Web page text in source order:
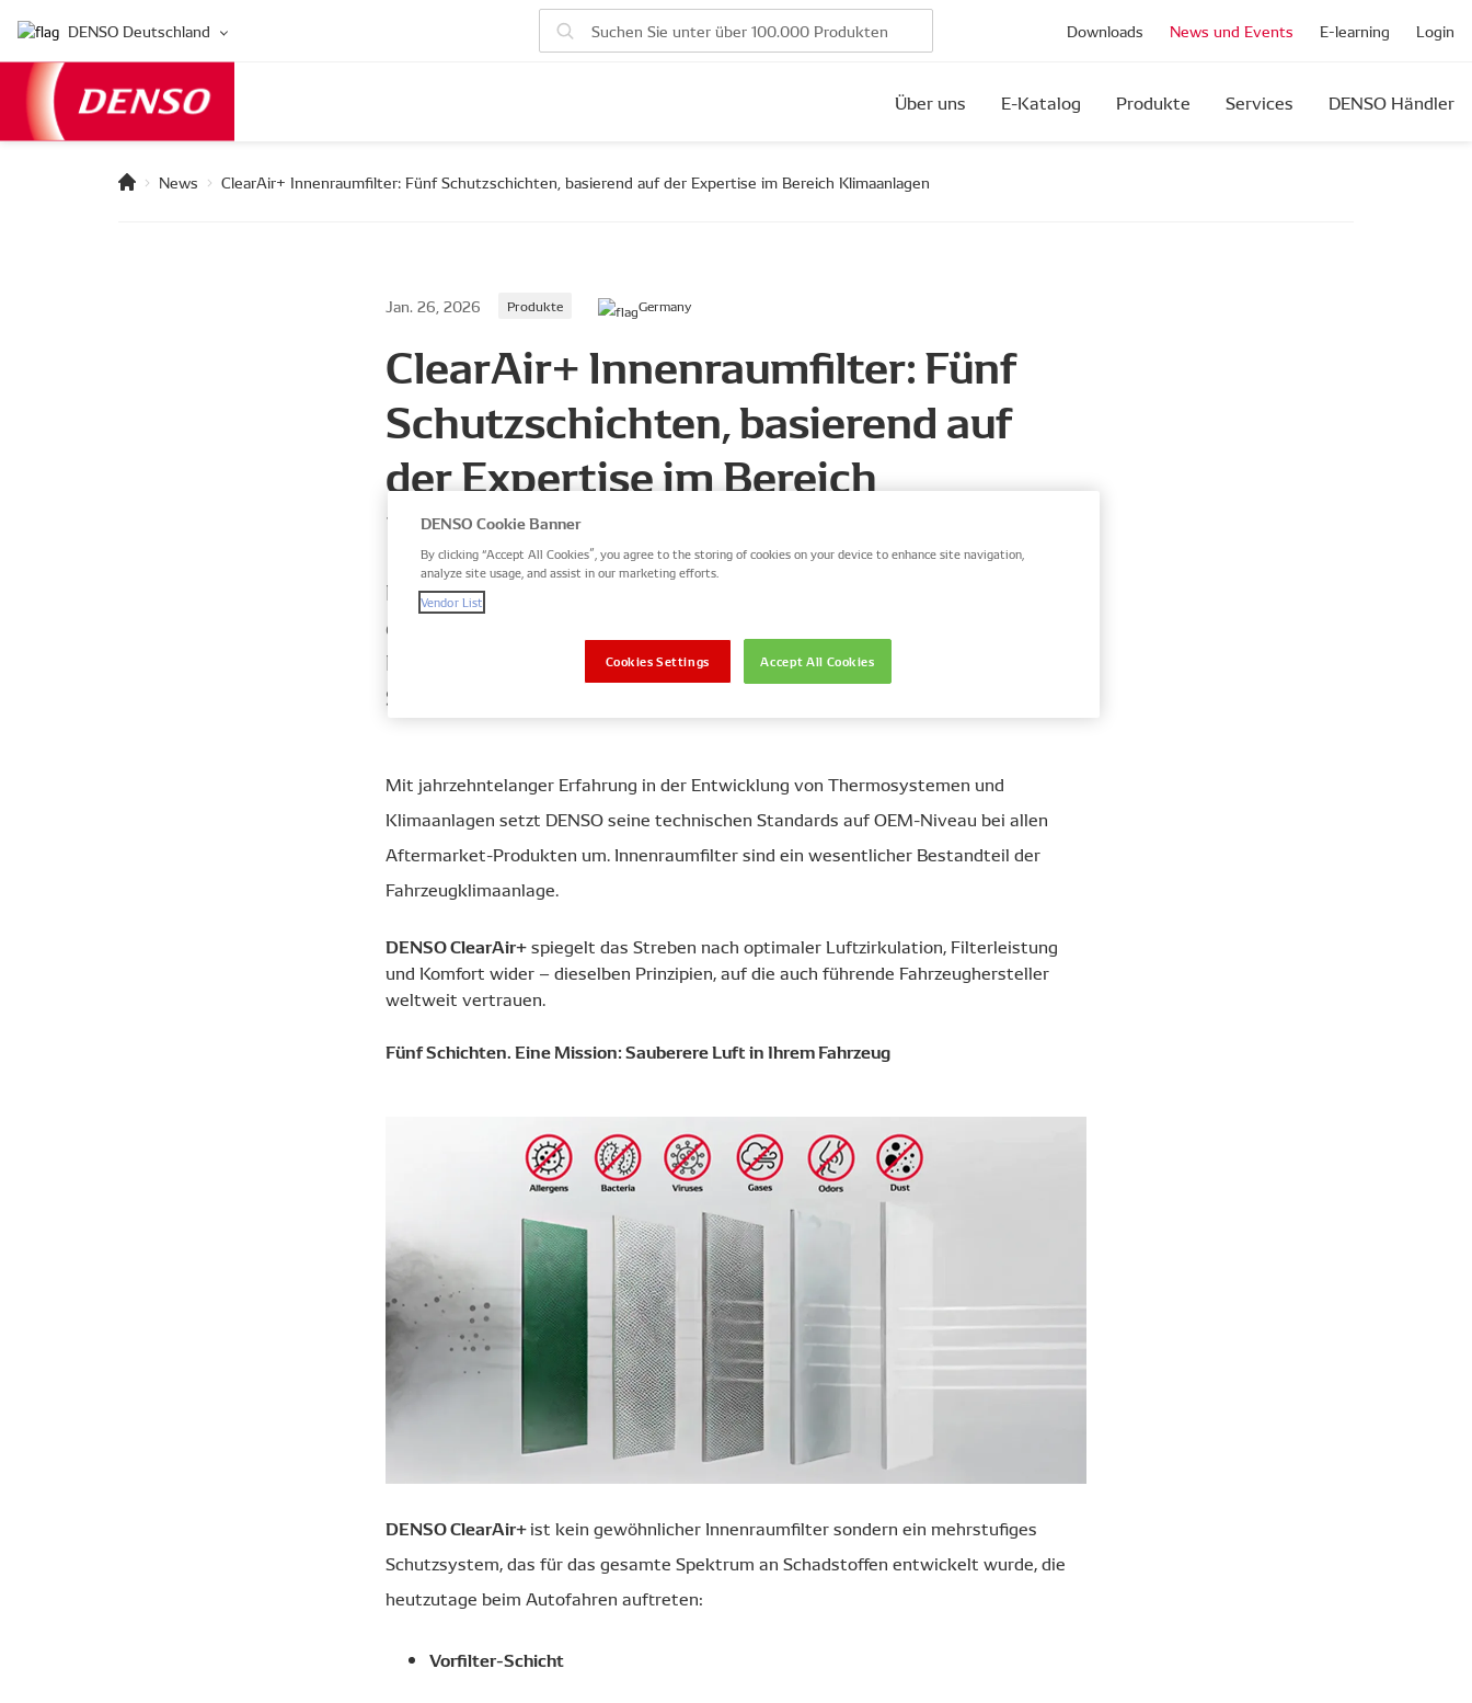
DENSO Deutschland Downloads News und Events E-learning Login
Über uns E-Katalog Produkte Services DENSO Händler
News ClearAir+ Innenraumfilter: Fünf Schutzschichten, basierend auf der Expertise im Bereich Klimaanlagen
Jan. 26, 2026 Produkte Germany
ClearAir+ Innenraumfilter: Fünf
Schutzschichten, basierend auf
der Expertise im Bereich
Klimaanlagen
DENSO weist Fahrer, Werkstätten und Händler darauf hin, wie wichtig
es ist, auf die neuen DENSO ClearAir+ Innenraumfilter umzusteigen.
Die fünf fortschrittlichen Filterschichten bieten einen hervorragenden
Schutz vor schädlichen Allergenen, Viren und Bakterien bieten.
Mit jahrzehntelanger Erfahrung in der Entwicklung von Thermosystemen und
Klimaanlagen setzt DENSO seine technischen Standards auf OEM-Niveau bei allen
Aftermarket-Produkten um. Innenraumfilter sind ein wesentlicher Bestandteil der
Fahrzeugklimaanlage.
DENSO ClearAir+spiegelt das Streben nach optimaler Luftzirkulation, Filterleistung
und Komfort wider – dieselben Prinzipien, auf die auch führende Fahrzeughersteller
weltweit vertrauen.
Fünf Schichten. Eine Mission: Sauberere Luft in Ihrem Fahrzeug
DENSO ClearAir+ist kein gewöhnlicher Innenraumfilter sondern ein mehrstufiges
Schutzsystem, das für das gesamte Spektrum an Schadstoffen entwickelt wurde, die
heutzutage beim Autofahren auftreten:
Vorfilter-Schicht
DENSO Cookie Banner
By clicking “Accept All Cookies”, you agree to the storing of cookies on your device to enhance site navigation,
analyze site usage, and assist in our marketing efforts.
Vendor List
Accept All Cookies
Cookies Settings